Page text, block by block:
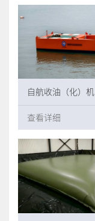
自航收油（化）机
查看详细